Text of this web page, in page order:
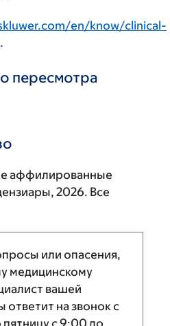
en/know/clinical-
.
пересмотра
аффилированные
2026. Все
или опасения,
медицинскому
вашей
на звонок с
с9:00 до